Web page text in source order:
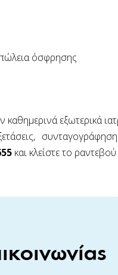
όσφρησης
καθημερινά εξωτερικά
και κλείστε το